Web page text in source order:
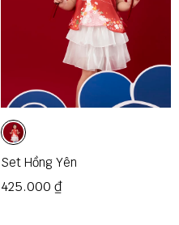
Set Hồng Yên
425.000 ₫